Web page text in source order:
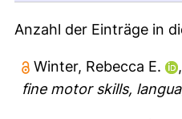
Anzahl der Einträge in
Winter, Rebecca E. ,
fine motor skills,